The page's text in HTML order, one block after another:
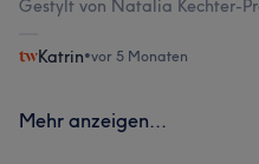
Gestylt von Natalia Kechter-
Katrin•vor 5 Monaten
Mehr anzeigen...